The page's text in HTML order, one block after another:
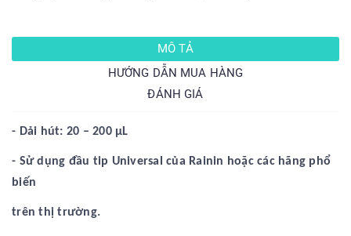
MÔ TẢ
HƯỚNG DẪN MUA HÀNG
ĐÁNH GIÁ
- Dải hút: 20 – 200 µL
- Sử dụng đầu tip Universal của Rainin hoặc các hãng phổ
biến
trên thị trường.